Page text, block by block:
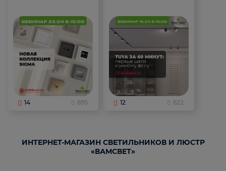
14 695 12 622
ИНТЕРНЕТ-МАГАЗИН СВЕТИЛЬНИКОВ И ЛЮСТР
«ВАМСВЕТ»